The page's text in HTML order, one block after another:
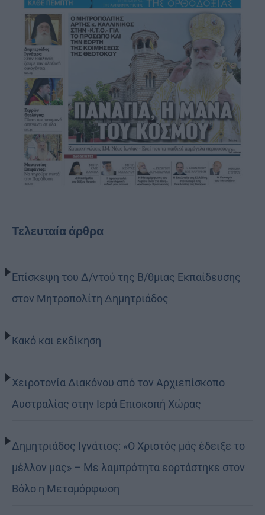
Τελευταία άρθρα
Επίσκεψη του Δ/ντού της Β/θμιας Εκπαίδευσης
στον Μητροπολίτη Δημητριάδος
Κακό και εκδίκηση
Χειροτονία Διακόνου από τον Αρχιεπίσκοπο
Αυστραλίας στην Ιερά Επισκοπή Χώρας
Δημητριάδος Ιγνάτιος: «Ο Χριστός μάς έδειξε το
μέλλον μας» – Με λαμπρότητα εορτάστηκε στον
Βόλο η Μεταμόρφωση